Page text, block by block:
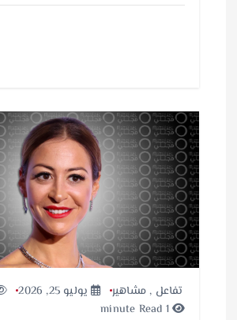
ي
ح
م
ي
ل
…
تفاعل , مشاهير يوليو 25, 2026
1 minute Read